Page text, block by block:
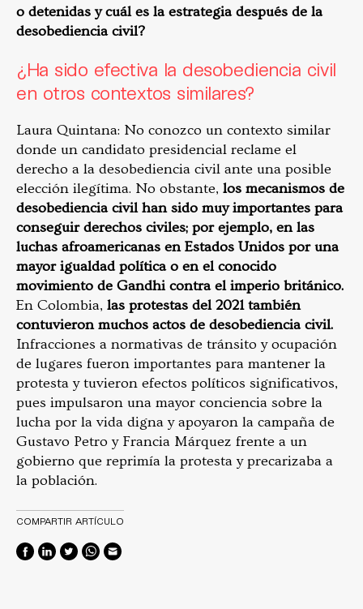
o detenidas y cuál es la estrategia después de la
desobediencia civil?
¿Ha sido efectiva la desobediencia civil
en otros contextos similares?
Laura Quintana: No conozco un contexto similar
donde un candidato presidencial reclame el
derecho a la desobediencia civil ante una posible
elección ilegítima. No obstante, los mecanismos de
desobediencia civil han sido muy importantes para
conseguir derechos civiles; por ejemplo, en las
luchas afroamericanas en Estados Unidos por una
mayor igualdad política o en el conocido
movimiento de Gandhi contra el imperio británico.
En Colombia, las protestas del 2021 también
contuvieron muchos actos de desobediencia civil.
Infracciones a normativas de tránsito y ocupación
de lugares fueron importantes para mantener la
protesta y tuvieron efectos políticos significativos,
pues impulsaron una mayor conciencia sobre la
lucha por la vida digna y apoyaron la campaña de
Gustavo Petro y Francia Márquez frente a un
gobierno que reprimía la protesta y precarizaba a
la población.
COMPARTIR ARTÍCULO